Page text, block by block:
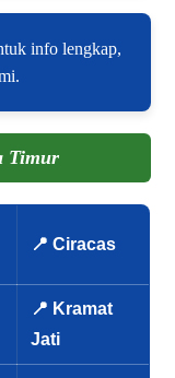
info lengkap,
Timur
📍 Ciracas
📍 Kramat
Jati